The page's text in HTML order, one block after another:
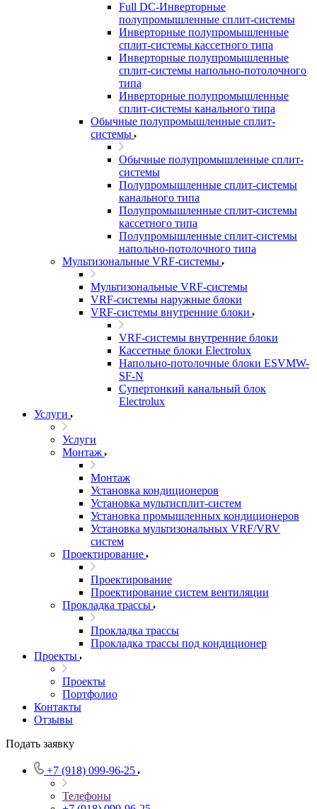
Full DC-Инверторные
полупромышленные сплит-системы
Инверторные полупромышленные
сплит-системы кассетного типа
Инверторные полупромышленные
сплит-системы напольно-потолочного
типа
Инверторные полупромышленные
сплит-системы канального типа
Обычные полупромышленные сплит-
системы
Обычные полупромышленные сплит-
системы
Полупромышленные сплит-системы
канального типа
Полупромышленные сплит-системы
кассетного типа
Полупромышленные сплит-системы
напольно-потолочного типа
Мультизональные VRF-системы
Мультизональные VRF-системы
VRF-системы наружные блоки
VRF-системы внутренние блоки
VRF-системы внутренние блоки
Кассетные блоки Electrolux
Напольно-потолочные блоки ESVMW-
SF-N
Супертонкий канальный блок
Electrolux
Услуги
Услуги
Монтаж
Монтаж
Установка кондиционеров
Установка мультисплит-систем
Установка промышленных кондиционеров
Установка мультизональных VRF/VRV
систем
Проектирование
Проектирование
Проектирование систем вентиляции
Прокладка трассы
Прокладка трассы
Прокладка трассы под кондиционер
Проекты
Проекты
Портфолио
Контакты
Отзывы
Подать заявку
+7 (918) 099-96-25
Телефоны